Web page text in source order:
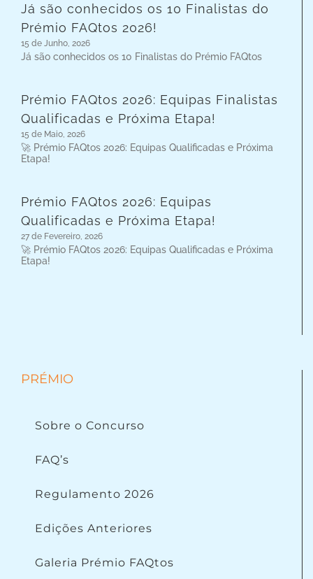
Já são conhecidos os 10 Finalistas do
Prémio FAQtos 2026!
15 de Junho, 2026
Já são conhecidos os 10 Finalistas do Prémio FAQtos
Prémio FAQtos 2026: Equipas Finalistas
Qualificadas e Próxima Etapa!
15 de Maio, 2026
🚀 Prémio FAQtos 2026: Equipas Qualificadas e Próxima
Etapa!
Prémio FAQtos 2026: Equipas
Qualificadas e Próxima Etapa!
27 de Fevereiro, 2026
🚀 Prémio FAQtos 2026: Equipas Qualificadas e Próxima
Etapa!
PRÉMIO
Sobre o Concurso
FAQ’s
Regulamento 2026
Edições Anteriores
Galeria Prémio FAQtos